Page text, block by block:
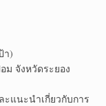
า)
ม จังหวัดระยอง
ะแนะนำเกี่ยวกับการ